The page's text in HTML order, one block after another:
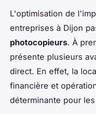
L'optimisation de
entreprises à Dijon
photocopieurs. À
présente plusieurs
direct. En effet, la
financière et
déterminante pour